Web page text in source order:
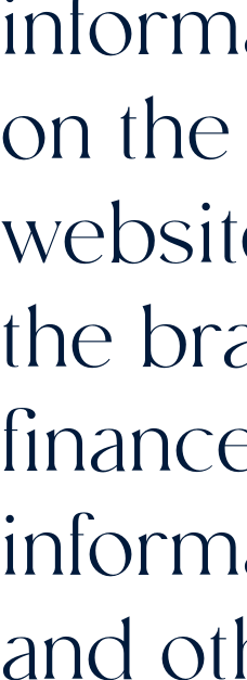
on the
the
and